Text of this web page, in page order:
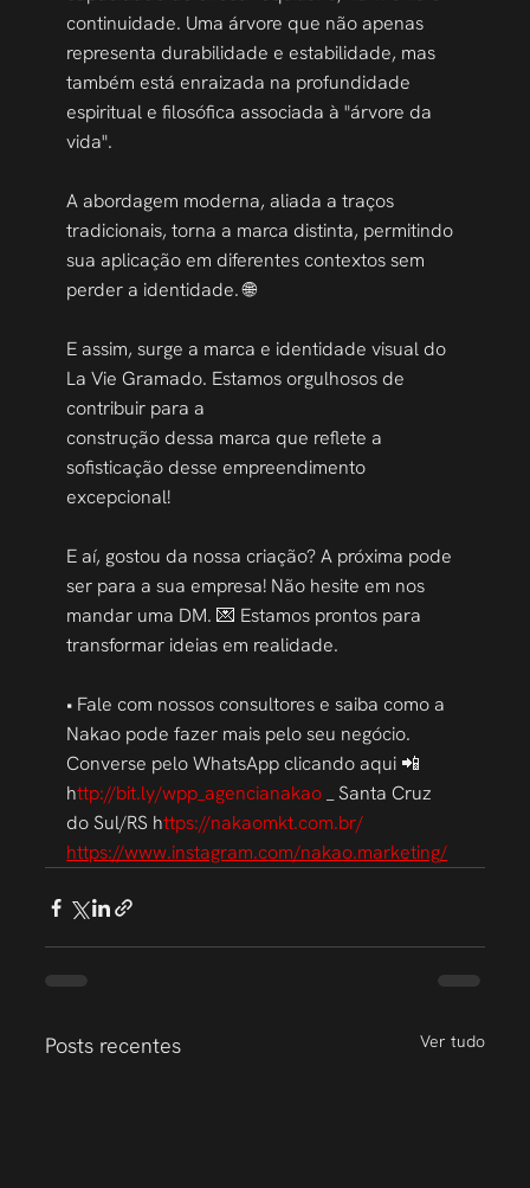
continuidade. Uma árvore que não apenas
representa durabilidade e estabilidade, mas
também está enraizada na profundidade
espiritual e filosófica associada à "árvore da
vida".
A abordagem moderna, aliada a traços
tradicionais, torna a marca distinta, permitindo
sua aplicação em diferentes contextos sem
perder a identidade. 🌐
E assim, surge a marca e identidade visual do
La Vie Gramado. Estamos orgulhosos de
contribuir para a
construção dessa marca que reflete a
sofisticação desse empreendimento
excepcional!
E aí, gostou da nossa criação? A próxima pode
ser para a sua empresa! Não hesite em nos
mandar uma DM. 💌 Estamos prontos para
transformar ideias em realidade.
• Fale com nossos consultores e saiba como a
Nakao pode fazer mais pelo seu negócio.
Converse pelo WhatsApp clicando aqui 📲
http://bit.ly/wpp_agencianakao
_ Santa Cruz
do Sul/RS https://nakaomkt.com.br/
https://www.instagram.com/nakao.marketing/
Posts recentes Ver tudo